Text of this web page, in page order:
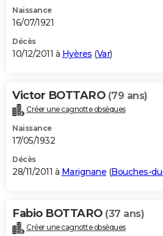
Naissance
16/07/1921
Décès
10/12/2011 à Hyères (Var)
Victor BOTTARO (79 ans)
Créer une cagnotte obsèques
Naissance
17/05/1932
Décès
28/11/2011 à Marignane (Bouches-
Fabio BOTTARO (37 ans)
Créer une cagnotte obsèques